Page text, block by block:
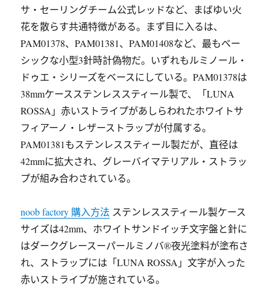
サ・セーリングチーム公式レッドなど、まばゆい火
花を散らす共通特徴がある。まず目に入るは、
PAM01378、PAM01381、PAM01408など、最もベー
シックな小型3針時計偽物だ。いずれもルミノール・
ドゥエ・シリーズをベースにしている。PAM01378は
38mmケースステンレススティール製で、「LUNA
ROSSA」赤いストライプがあしらわれたホワイトサ
フィアーノ・レザーストラップが付属する。
PAM01381もステンレススティール製だが、直径は
42mmに拡大され、グレーバイマテリアル・ストラッ
プが組み合わされている。
noob factory 購入方法 ステンレススティール製ケース
サイズは42mm、ホワイトサンドイッチ文字盤と針に
はダークグレースーパールミノバ®夜光塗料が塗布さ
れ、ストラップには「LUNA ROSSA」文字が入った
赤いストライプが施されている。